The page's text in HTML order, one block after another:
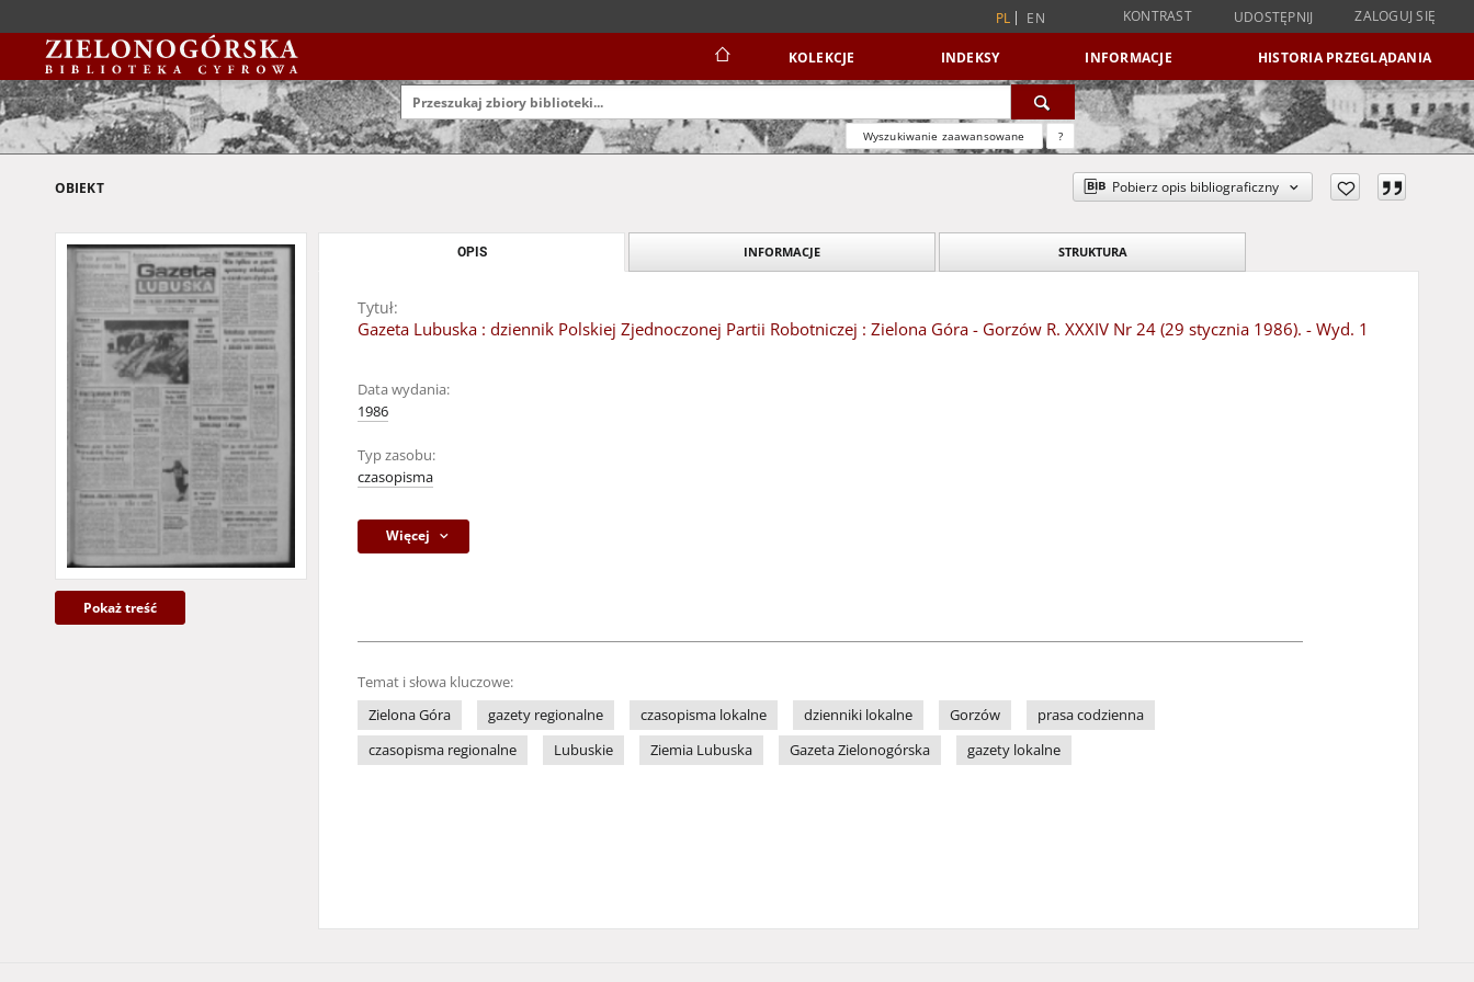
PL EN KONTRAST UDOSTĘPNIJ ZALOGUJ SIĘ
KOLEKCJE INDEKSY INFORMACJE HISTORIA PRZEGLĄDANIA
Wyszukiwanie zaawansowane ?
OBIEKT Pobierz opis bibliograficzny
Pokaż treść
OPIS INFORMACJE STRUKTURA
Tytuł:
Gazeta Lubuska : dziennik Polskiej Zjednoczonej Partii Robotniczej : Zielona Góra - Gorzów R. XXXIV Nr 24 (29 stycznia 1986). - Wyd. 1
Data wydania:
1986
Typ zasobu:
czasopisma
Więcej
Temat i słowa kluczowe:
Zielona Góra
gazety regionalne czasopisma lokalne dzienniki lokalne Gorzów
prasa codzienna
czasopisma regionalne
Lubuskie Ziemia Lubuska Gazeta Zielonogórska gazety lokalne